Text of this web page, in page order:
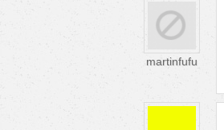
martinfufu